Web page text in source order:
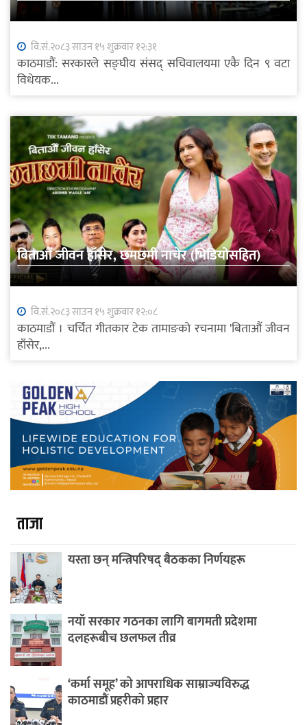
वि.सं.२०८३ साउन १५ शुक्रवार १२:३१
काठमाडौं: सरकारले सङ्घीय संसद् सचिवालयमा एकै दिन ९ वटा
विधेयक...
बिताऔं जीवन हाँसेर, छमछमी नाचेर (भिडियोसहित)
वि.सं.२०८३ साउन १५ शुक्रवार १२:०८
काठमाडौं । चर्चित गीतकार टेक तामाङको रचनामा 'बिताऔं जीवन
हाँसेर,...
ताजा
यस्ता छन् मन्त्रिपरिषद् बैठकका निर्णयहरू
नयाँ सरकार गठनका लागि बागमती प्रदेशमा
दलहरूबीच छलफल तीव्र
‘कर्मा समूह’ को आपराधिक साम्राज्यविरुद्ध
काठमाडौं प्रहरीको प्रहार